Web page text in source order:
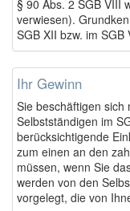
§ 90 Abs. 2 SGB VIII
verwiesen).
SGB XII bzw. im
Ihr Gewinn
Sie beschäftigen
Selbstständigen im
berücksichtigende
zum einen an den
müssen, wenn Sie
werden von den
vorgelegt, die von